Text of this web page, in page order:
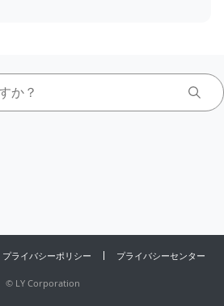
プライバシーポリシー プライバシーセンター
© LY Corporation